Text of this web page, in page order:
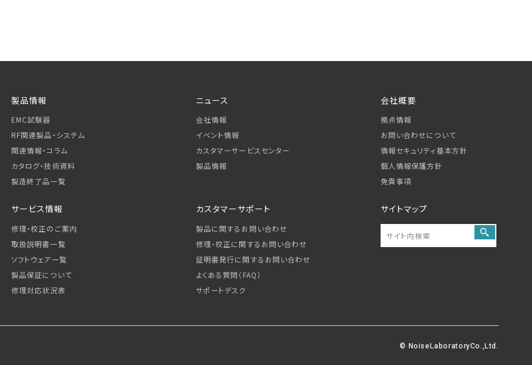
製品情報
EMC試験器
RF関連製品・システム
関連情報・コラム
カタログ・技術資料
製造終了品一覧
ニュース
会社情報
イベント情報
カスタマーサービス センター
製品情報
会社概要
拠点情報
お問い合わせについて
情報セキュリティ基本方針
個人情報保護方針
免責事項
サービス情報
修理・校正のご案内
取扱説明書一覧
ソフトウェア一覧
製品保証について
修理対応状況表
カスタマーサポート
製品に関するお問い合わせ
修理・校正に関するお問い合わせ
証明書発行に関するお問い合わせ
よくある質問（FAQ）
サポートデスク
サイトマップ
© NoiseLaboratoryCo.,Ltd.